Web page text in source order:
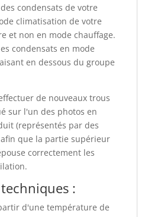
condensats de votre
climatisation de votre
et non en mode chauffage.
condensats en mode
en dessous du groupe
de nouveaux trous
sur l'un des photos en
(représentés par des
que la partie supérieur
correctement les
:
d'une température de